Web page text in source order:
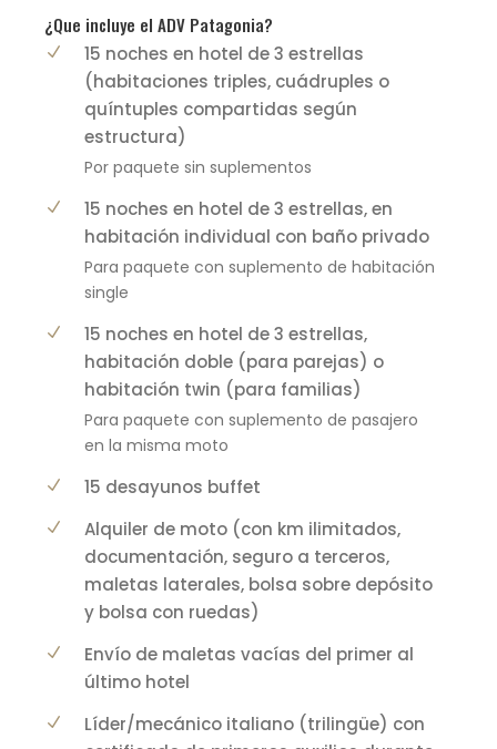
¿Que incluye el ADV Patagonia?
15 noches en hotel de 3 estrellas
(habitaciones triples, cuádruples o
quíntuples compartidas según
estructura)
Por paquete sin suplementos
15 noches en hotel de 3 estrellas, en
habitación individual con baño privado
Para paquete con suplemento de habitación
single
15 noches en hotel de 3 estrellas,
habitación doble (para parejas) o
habitación twin (para familias)
Para paquete con suplemento de pasajero
en la misma moto
15 desayunos buffet
Alquiler de moto (con km ilimitados,
documentación, seguro a terceros,
maletas laterales, bolsa sobre depósito
y bolsa con ruedas)
Envío de maletas vacías del primer al
último hotel
Líder/mecánico italiano (trilingüe) con